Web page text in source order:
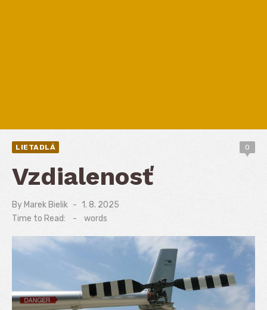
LIETADLÁ 0
Vzdialenosť
By Marek Bielik
Posted
on
1. 8. 2025
Time to Read:
- words